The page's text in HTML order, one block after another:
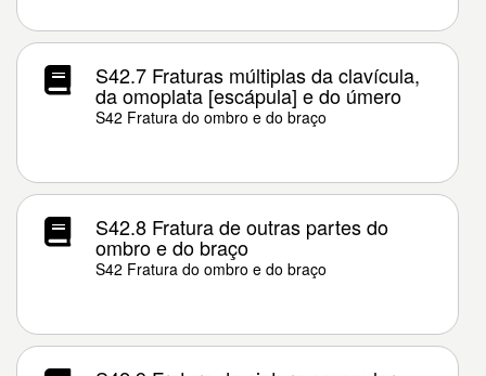
S42.7 Fraturas múltiplas da clavícula,
da omoplata [escápula] e do úmero
S42 Fratura do ombro e do braço
S42.8 Fratura de outras partes do
ombro e do braço
S42 Fratura do ombro e do braço